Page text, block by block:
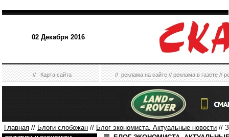
02 Декабря 2016
//Карта сайта //реклама на сайте//реклама в газете//
Главная // Блоги слобожан // Блог экономиста. Актуальные новости //